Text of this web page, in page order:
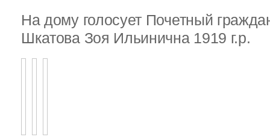
На дому голосует Почетный
Шкатова Зоя Ильинична 1919 г.р.